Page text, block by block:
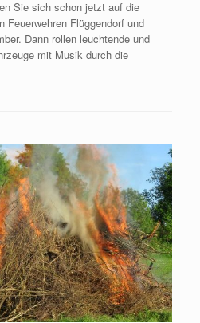
Sie sich schon jetzt auf die
Feuerwehren Flüggendorf und
Dann rollen leuchtende und
mit Musik durch die